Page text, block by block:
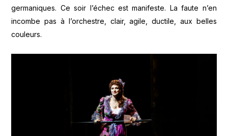
germaniques. Ce soir l’échec est manifeste. La faute n’en
incombe pas à l’orchestre, clair, agile, ductile, aux belles
couleurs.